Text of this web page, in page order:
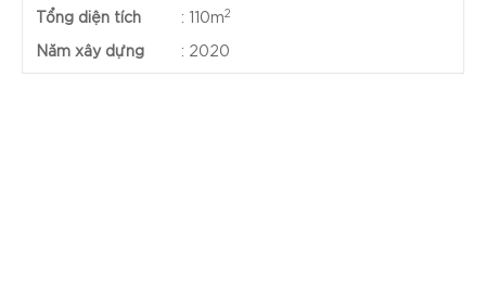
Tổng diện tích : 110m2
Năm xây dựng : 2020